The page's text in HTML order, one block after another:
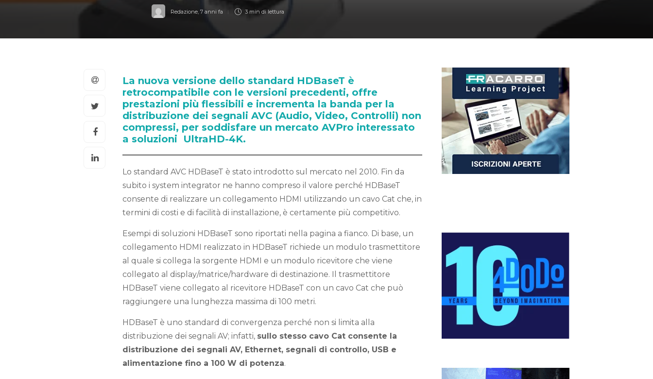
Redazione, 7 anni fa 3 min di lettura
La nuova versione dello standard HDBaseT è
retrocompatibile con le versioni precedenti, offre
prestazioni più flessibili e incrementa la banda per la
distribuzione dei segnali AVC (Audio, Video, Controlli) non
compressi, per soddisfare un mercato AVPro interessato
a soluzioni UltraHD-4K.
Lo standard AVC HDBaseT è stato introdotto sul mercato nel 2010. Fin da
subito i system integrator ne hanno compreso il valore perché HDBaseT
consente di realizzare un collegamento HDMI utilizzando un cavo Cat che, in
termini di costi e di facilità di installazione, è certamente più competitivo.
Esempi di soluzioni HDBaseT sono riportati nella pagina a fianco. Di base, un
collegamento HDMI realizzato in HDBaseT richiede un modulo trasmettitore
al quale si collega la sorgente HDMI e un modulo ricevitore che viene
collegato al display/matrice/hardware di destinazione. Il trasmettitore
HDBaseT viene collegato al ricevitore HDBaseT con un cavo Cat che può
raggiungere una lunghezza massima di 100 metri.
HDBaseT è uno standard di convergenza perché non si limita alla
distribuzione dei segnali AV; infatti, sullo stesso cavo Cat consente la
distribuzione dei segnali AV, Ethernet, segnali di controllo, USB e
alimentazione fino a 100 W di potenza.